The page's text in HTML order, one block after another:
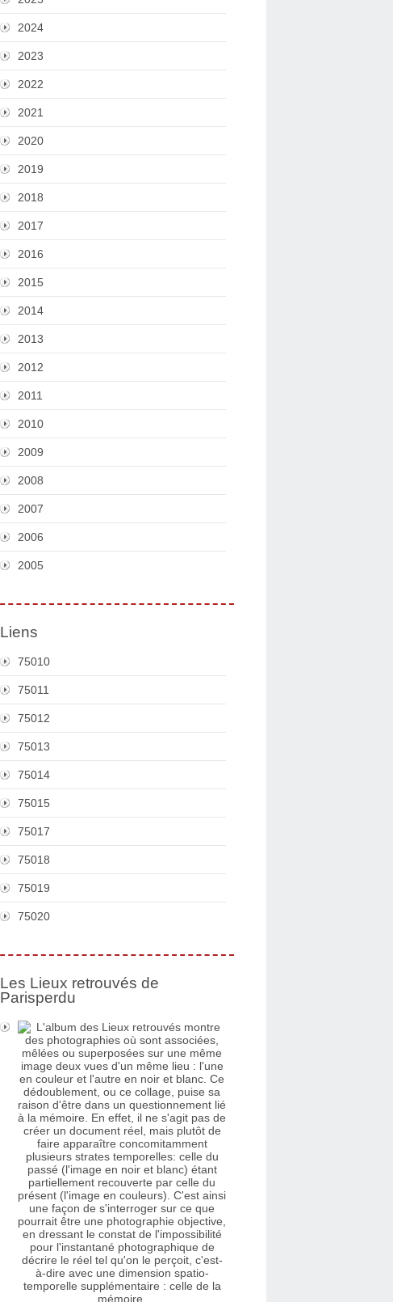
2024
2023
2022
2021
2020
2019
2018
2017
2016
2015
2014
2013
2012
2011
2010
2009
2008
2007
2006
2005
Liens
75010
75011
75012
75013
75014
75015
75017
75018
75019
75020
Les Lieux retrouvés de
Parisperdu